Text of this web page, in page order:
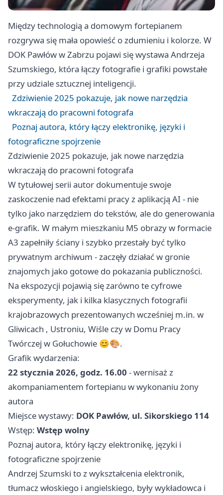
Między technologią a domowym fortepianem
rozgrywa się mała opowieść o zdumieniu i kolorze. W
DOK Pawłów w Zabrzu pojawi się wystawa Andrzeja
Szumskiego, która łączy fotografie i grafiki powstałe
przy udziale sztucznej inteligencji.
Zdziwienie 2025 pokazuje, jak nowe narzędzia
wkraczają do pracowni fotografa
Poznaj autora, który łączy elektronikę, języki i
fotograficzne spojrzenie
Zdziwienie 2025 pokazuje, jak nowe narzędzia
wkraczają do pracowni fotografa
W tytułowej serii autor dokumentuje swoje
zaskoczenie nad efektami pracy z aplikacją AI - nie
tylko jako narzędziem do tekstów, ale do generowania
e-grafik. W małym mieszkaniu M5 obrazy w formacie
A3 zapełniły ściany i szybko przestały być tylko
prywatnym archiwum - zaczęły działać w gronie
znajomych jako gotowe do pokazania publiczności.
Na ekspozycji pojawią się zarówno te cyfrowe
eksperymenty, jak i kilka klasycznych fotografii
krajobrazowych prezentowanych wcześniej m.in. w
Gliwicach , Ustroniu, Wiśle czy w Domu Pracy
Twórczej w Gołuchowie 😊🎨.
Grafik wydarzenia:
22 stycznia 2026, godz. 16.00 - wernisaż z
akompaniamentem fortepianu w wykonaniu żony
autora
Miejsce wystawy: DOK Pawłów, ul. Sikorskiego 114
Wstęp: Wstęp wolny
Poznaj autora, który łączy elektronikę, języki i
fotograficzne spojrzenie
Andrzej Szumski to z wykształcenia elektronik,
tłumacz włoskiego i angielskiego, były wykładowca i